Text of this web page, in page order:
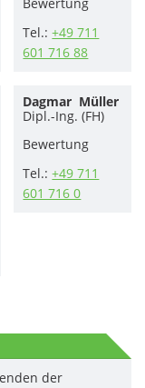
Tel.:+49 711
601 716 88
Dagmar Müller
Dipl.-Ing. (FH)
Bewertung
Tel.:+49 711
601 716 0
der